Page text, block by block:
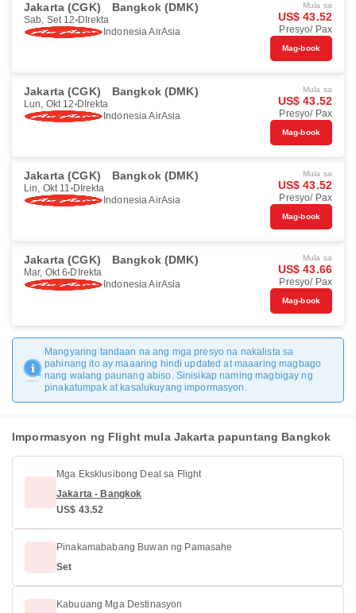
Jakarta (CGK) Bangkok (DMK)
Sab, Set 12 DIrekta
Indonesia AirAsia
Mula sa
US$ 43.52
Presyo/ Pax
Mag-book
Jakarta (CGK) Bangkok (DMK)
Lun, Okt 12 DIrekta
Indonesia AirAsia
Mula sa
US$ 43.52
Presyo/ Pax
Mag-book
Jakarta (CGK) Bangkok (DMK)
Lin, Okt 11 DIrekta
Indonesia AirAsia
Mula sa
US$ 43.52
Presyo/ Pax
Mag-book
Jakarta (CGK) Bangkok (DMK)
Mar, Okt 6 DIrekta
Indonesia AirAsia
Mula sa
US$ 43.66
Presyo/ Pax
Mag-book
Mangyaring tandaan na ang mga presyo na nakalista sa
pahinang ito ay maaaring hindi updated at maaaring magbago
nang walang paunang abiso. Sinisikap naming magbigay ng
pinakatumpak at kasalukuyang impormasyon.
Impormasyon ng Flight mula Jakarta papuntang Bangkok
Mga Eksklusibong Deal sa Flight
Jakarta - Bangkok
US$ 43.52
Pinakamababang Buwan ng Pamasahe
Set
Kabuuang Mga Destinasyon